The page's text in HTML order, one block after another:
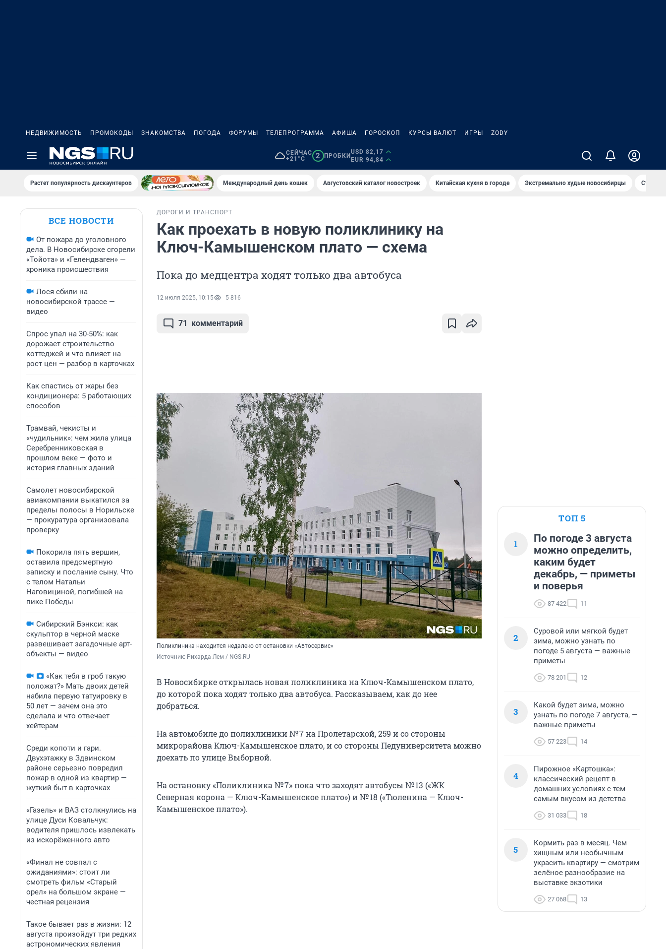
НЕДВИЖИМОСТЬ ПРОМОКОДЫ ЗНАКОМСТВА ПОГОДА ФОРУМЫ ТЕЛЕПРОГРАММА АФИША ГОРОСКОП КУРСЫ ВАЛЮТ ИГРЫ ZODY
СЕЙЧАС
+21°C
2 ПРОБКИ
USD 82,17
EUR 94,84
Растет популярность дискаунтеров Международный день кошек Августовский каталог новостроек Китайская кухня в городе Экстремально худые новосибирцы Старт
ВСЕ НОВОСТИ
От пожара до уголовного
дела. В Новосибирске сгорели
«Тойота» и «Гелендваген» —
хроника происшествия
Лося сбили на
новосибирской трассе —
видео
Спрос упал на 30-50%: как
дорожает строительство
коттеджей и что влияет на
рост цен — разбор в карточках
Как спастись от жары без
кондиционера: 5 работающих
способов
Трамвай, чекисты и
«чудильник»: чем жила улица
Серебренниковская в
прошлом веке — фото и
история главных зданий
Самолет новосибирской
авиакомпании выкатился за
пределы полосы в Норильске
— прокуратура организовала
проверку
Покорила пять вершин,
оставила предсмертную
записку и послание сыну. Что
с телом Натальи
Наговициной, погибшей на
пике Победы
Сибирский Бэнкси: как
скульптор в черной маске
развешивает загадочные арт-
объекты — видео
«Как тебя в гроб такую
положат?» Мать двоих детей
набила первую татуировку в
50 лет — зачем она это
сделала и что отвечает
хейтерам
Среди копоти и гари.
Двухэтажку в Здвинском
районе серьезно повредил
пожар в одной из квартир —
жуткий быт в карточках
«Газель» и ВАЗ столкнулись на
улице Дуси Ковальчук:
водителя пришлось извлекать
из искорёженного авто
«Финал не совпал с
ожиданиями»: стоит ли
смотреть фильм «Старый
орел» на большом экране —
честная рецензия
Такое бывает раз в жизни: 12
августа произойдут три редких
астрономических явления
ДОРОГИ И ТРАНСПОРТ
Как проехать в новую поликлинику на
Ключ-Камышенском плато — схема
Пока до медцентра ходят только два автобуса
12 июля 2025, 10:15 5 816
71 комментарий
Поликлиника находится недалеко от остановки «Автосервис»
Источник: Рихарда Лем / NGS.RU
В Новосибирке открылась новая поликлиника на Ключ-Камышенском плато,
до которой пока ходят только два автобуса. Рассказываем, как до нее
добраться.
На автомобиле до поликлиники № 7 на Пролетарской, 259 и со стороны
микрорайона Ключ-Камышенское плато, и со стороны Педуниверситета можно
доехать по улице Выборной.
На остановку «Поликлиника № 7» пока что заходят автобусы № 13 («ЖК
Северная корона — Ключ-Камышенское плато») и № 18 («Тюленина — Ключ-
Камышенское плато»).
ТОП 5
1
По погоде 3 августа
можно определить,
каким будет
декабрь, — приметы
и поверья
87 422 11
2
Суровой или мягкой будет
зима, можно узнать по
погоде 5 августа — важные
приметы
78 201 12
3
Какой будет зима, можно
узнать по погоде 7 августа, —
важные приметы
57 223 14
4
Пирожное «Картошка»:
классический рецепт в
домашних условиях с тем
самым вкусом из детства
31 033 18
5
Кормить раз в месяц. Чем
хищным или необычным
украсить квартиру — смотрим
зелёное разнообразие на
выставке экзотики
27 068 13